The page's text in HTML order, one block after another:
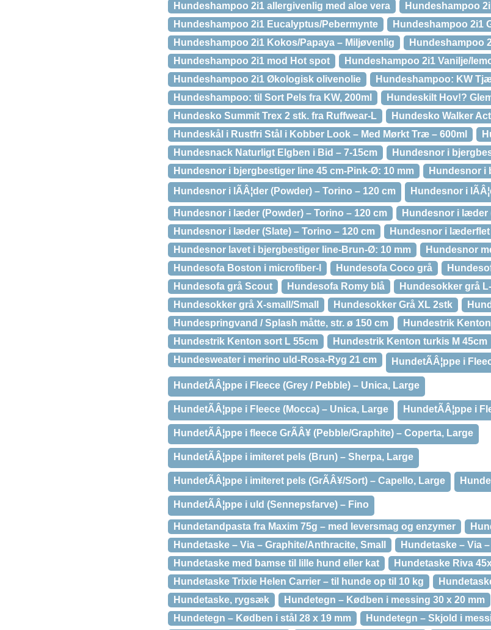
Hundeshampoo 2i1 allergivenlig med aloe vera
Hundeshampoo
Hundeshampoo 2i1 Eucalyptus/Pebermynte
Hundeshampoo 2i1
Hundeshampoo 2i1 Kokos/Papaya – Miljøvenlig
Hundeshampoo
Hundeshampoo 2i1 mod Hot spot
Hundeshampoo 2i1 Vanilje/
Hundeshampoo 2i1 Økologisk olivenolie
Hundeshampoo: KW
Hundeshampoo: til Sort Pels fra KW, 200ml
Hundeskilt Hov!?
Hundesko Summit Trex 2 stk. fra Ruffwear-L
Hundesko Walker
Hundeskål i Rustfri Stål i Kobber Look – Med Mørkt Træ – 600ml
Hundesnack Naturligt Elgben i Bid – 7-15cm
Hundesnor i
Hundesnor i bjergbestiger line 45 cm-Pink-Ø: 10 mm
Hundesnor i
Hundesnor i lÃÂ¦der (Powder) – Torino – 120 cm
Hundesnor i
Hundesnor i læder (Powder) – Torino – 120 cm
Hundesnor i læder
Hundesnor i læder (Slate) – Torino – 120 cm
Hundesnor i læderflet
Hundesnor lavet i bjergbestiger line-Brun-Ø: 10 mm
Hundesnor
Hundesofa Boston i microfiber-l
Hundesofa Coco grå
Hundesofa grå Scout
Hundesofa Romy blå Hundesokker grå
Hundesokker grå X-small/Small
Hundesokker Grå XL 2stk
Hundespringvand / Splash måtte, str. ø 150 cm
Hundestrik
Hundestrik Kenton sort L 55cm
Hundestrik Kenton turkis M 45cm
Hundesweater i merino uld-Rosa-Ryg 21 cm
HundetÃÂ¦ppe i
HundetÃÂ¦ppe i Fleece (Grey / Pebble) – Unica, Large
HundetÃÂ¦ppe i Fleece (Mocca) – Unica, Large HundetÃÂ¦ppe i
HundetÃÂ¦ppe i fleece GrÃÂ¥ (Pebble/Graphite) – Coperta, Large
HundetÃÂ¦ppe i imiteret pels (Brun) – Sherpa, Large
HundetÃÂ¦ppe i imiteret pels (GrÃÂ¥/Sort) – Capello, Large
HundetÃÂ¦ppe i uld (Sennepsfarve) – Fino
Hundetandpasta fra Maxim 75g – med leversmag og enzymer
Hundetaske – Via – Graphite/Anthracite, Small
Hundetaske – Via –
Hundetaske med bamse til lille hund eller kat
Hundetaske Riva
Hundetaske Trixie Helen Carrier – til hunde op til 10 kg
Hundetaske, rygsæk
Hundetegn – Kødben i messing 30 x 20 mm
Hundetegn – Kødben i stål 28 x 19 mm
Hundetegn – Skjold i